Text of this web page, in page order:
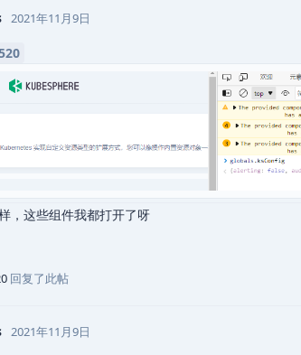
2021年11月9日
，这些组件我都打开了呀
回复了此帖
2021年11月9日